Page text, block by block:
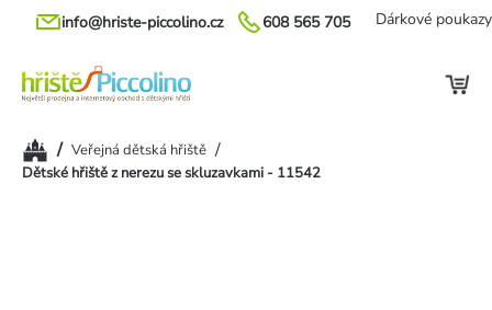
Přejít
608 565 705
info@hriste-piccolino.cz Dárkové poukazy
Domů/ Veřejná dětská hřiště /
Dětské hřiště z nerezu se skluzavkami - 11542